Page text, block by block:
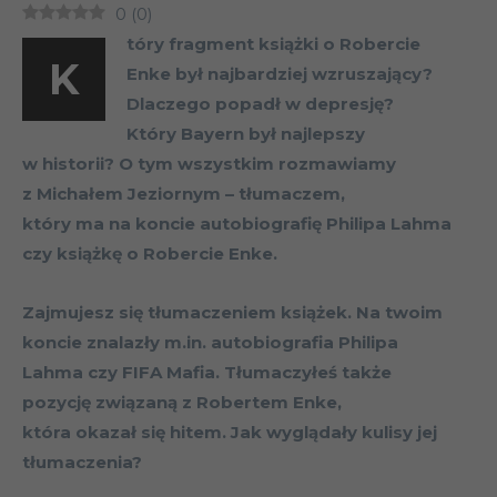
0 (0)
K
tóry fragment książki o Robercie
Enke był najbardziej wzruszający?
Dlaczego popadł w depresję?
Który Bayern był najlepszy
w historii? O tym wszystkim rozmawiamy
z Michałem Jeziornym – tłumaczem,
który ma na koncie autobiografię Philipa Lahma
czy książkę o Robercie Enke.
Zajmujesz się tłumaczeniem książek. Na twoim
koncie znalazły m.in. autobiografia Philipa
Lahma czy FIFA Mafia. Tłumaczyłeś także
pozycję związaną z Robertem Enke,
która okazał się hitem. Jak wyglądały kulisy jej
tłumaczenia?